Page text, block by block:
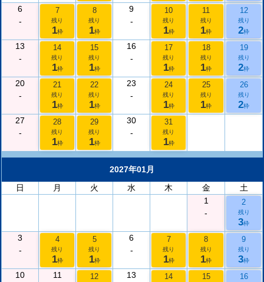
6
-
7
残り
1枠
8
残り
1枠
9
-
10
残り
1枠
11
残り
1枠
12
残り
2枠
13
-
14
残り
1枠
15
残り
1枠
16
-
17
残り
1枠
18
残り
1枠
19
残り
2枠
20
-
21
残り
1枠
22
残り
1枠
23
-
24
残り
1枠
25
残り
1枠
26
残り
2枠
27
-
28
残り
1枠
29
残り
1枠
30
-
31
残り
1枠
2027年01月
日
月 火 水 木 金
土
1
-
2
残り
3枠
3
-
4
残り
1枠
5
残り
1枠
6
-
7
残り
1枠
8
残り
1枠
9
残り
3枠
10
11
12
13
14 15 16